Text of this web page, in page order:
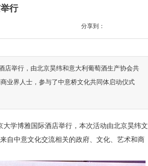
行
分享到：
店举行，由北京昊纬和意大利葡萄酒生产协会共
业界人士，参与了中意桥文化共同体启动仪式
学博雅国际酒店举行，本次活动由北京昊纬文
自中意文化交流相关的政府、文化、艺术和商